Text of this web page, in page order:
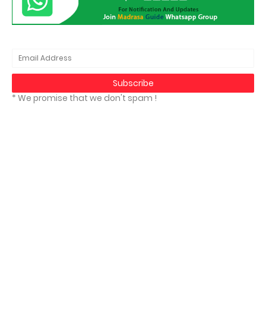
* We promise that we don't spam !